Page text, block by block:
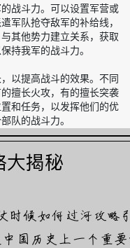
战斗力。可以设置军营或
军队抢夺敌军的补给线，
其他势力建立关系，获取
持我军的战斗力。
以提高战斗的效果。不同
擅长火攻，有的擅长突袭
和任务，以发挥他们的优
队的战斗力。